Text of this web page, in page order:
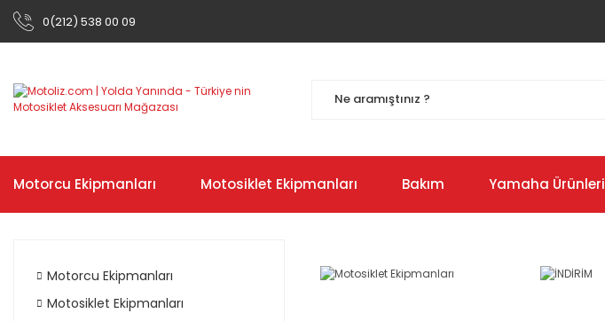
0(212) 538 00 09
Motorcu Ekipmanları Motosiklet Ekipmanları Bakım Yamaha Ürünleri
Motorcu Ekipmanları
Motosiklet Ekipmanları